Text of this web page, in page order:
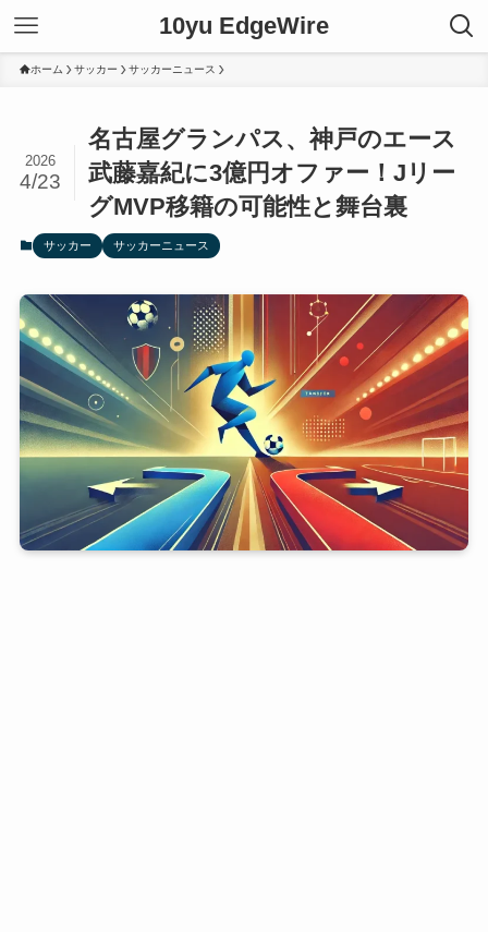
10yu EdgeWire
ホーム サッカー サッカーニュース
名古屋グランパス、神戸のエース
武藤嘉紀に3億円オファー！Jリー
グMVP移籍の可能性と舞台裏
2026
4/23
サッカー サッカーニュース